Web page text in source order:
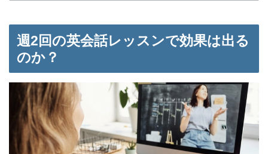
週2回の英会話レッスンで効果は出る
のか？